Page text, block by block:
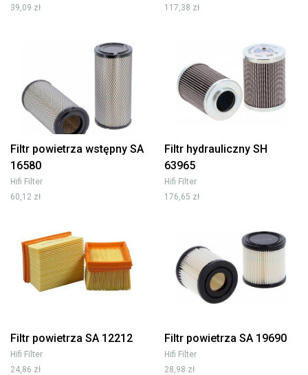
39,09 zł
117,38 zł
Filtr powietrza wstępny SA
16580
Hifi Filter
60,12 zł
Filtr hydrauliczny SH
63965
Hifi Filter
176,65 zł
Filtr powietrza SA 12212
Hifi Filter
24,86 zł
Filtr powietrza SA 19690
Hifi Filter
28,98 zł